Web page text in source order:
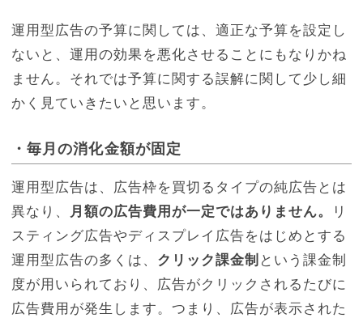
運用型広告の予算に関しては、適正な予算を設定し
ないと、運用の効果を悪化させることにもなりかね
ません。それでは予算に関する誤解に関して少し細
かく見ていきたいと思います。
・毎月の消化金額が固定
運用型広告は、広告枠を買切るタイプの純広告とは
異なり、
月額の広告費用が一定ではありません。
リ
スティング広告やディスプレイ広告をはじめとする
運用型広告の多くは、 クリック課金制 という課金制
度が用いられており、広告がクリックされるたびに
広告費用が発生します。つまり、広告が表示された